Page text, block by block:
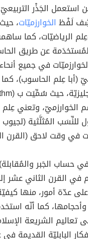
استعمل الجَذْر
لَفْظ الخوارزميّات،
الرياضيّات، كما
عن طريق
في جميع أنحاء
(أبا عِلم الحاسوب)،
وتعني عِلم
للنِّسَب المُثلَّثية (لجيوب
في وقت لاحق (القرن
حساب الجَبر
في القرن الثاني عشر
عدّة أمور، منها
كما أنّه
تعاليم الشريعة
البابليّة القديمة في